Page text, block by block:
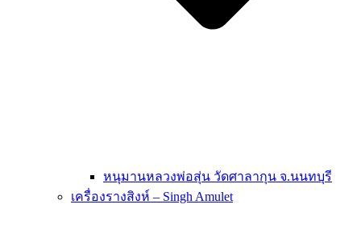
หนุมานหลวงพ่อสุ่น วัดศาลากุน จ.นนทบุรี
เครื่องรางสิงห์ – Singh Amulet